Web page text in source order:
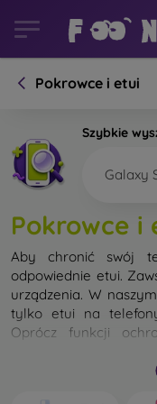
Pokrowce i etui
Szybkie
Galaxy
Pokrowce i
Aby chronić swój
odpowiednie etui.
urządzenia. W
tylko etui na
Oprócz funkcji
Pokrowiec na telefon